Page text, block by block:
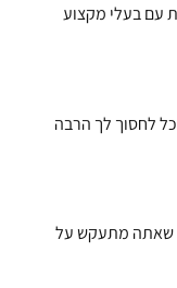
עם בעלי מקצוע
לחסוך לך הרבה
שאתה מתעקש על